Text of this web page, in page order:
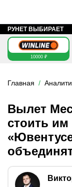
РУНЕТ ВЫБИРАЕТ
10000 ₽
Главная
Вылет
стоить им